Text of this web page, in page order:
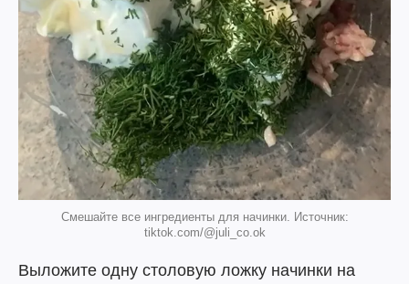
Смешайте все ингредиенты для начинки. Источник:
tiktok.com/@juli_co.ok
Выложите одну столовую ложку начинки на